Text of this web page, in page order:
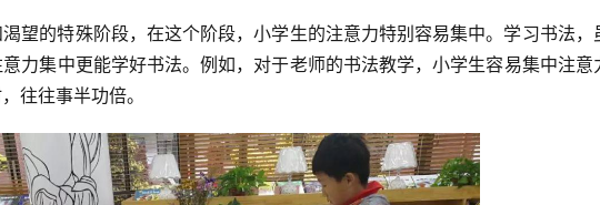
望的特殊阶段，在这个阶段，小学生的注意力特别容易集中。学习书法，
力集中更能学好书法。例如，对于老师的书法教学，小学生容易集中注意
往往事半功倍。